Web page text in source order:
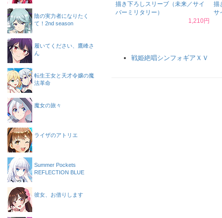
描き下ろしスリーブ（未来／サイ
バーミリタリー）
1,210円
描
サ
戦姫絶唱シンフォギアＸＶ
陰の実力者になりたく
て！2nd season
履いてください、鷹峰さ
ん
転生王女と天才令嬢の魔
法革命
魔女の旅々
ライザのアトリエ
Summer Pockets
REFLECTION BLUE
彼女、お借りします